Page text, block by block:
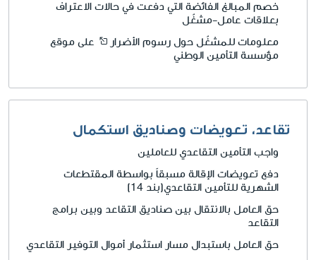
خصم المبالغ الفائضة التي دفعت في حالات الاعتراف
بعلاقات عامل-مشغّل
معلومات للمشغّل حول رسوم الأضرار
على موقع
مؤسسة التأمين الوطني
تقاعد، تعويضات وصناديق استكمال
واجب التأمين التقاعدي للعاملين
دفع تعويضات الإقالة مسبقاً بواسطة المقتطعات
الشهرية للتأمين التقاعدي(بند 14)
حق العامل بالانتقال بين صناديق التقاعد وبين برامج
التقاعد
حق العامل باستبدال مسار استثمار أموال التوفير التقاعدي